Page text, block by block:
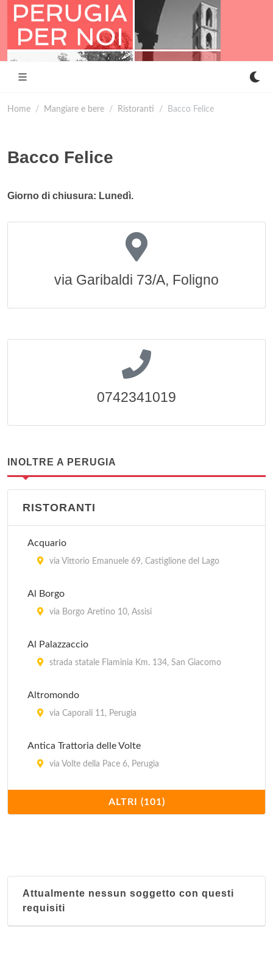
Home Mangiare e bere Ristoranti Bacco Felice
Bacco Felice
Giorno di chiusura: Lunedì.
via Garibaldi 73/A, Foligno
0742341019
INOLTRE A PERUGIA
RISTORANTI
Acquario
via Vittorio Emanuele 69, Castiglione del Lago
Al Borgo
via Borgo Aretino 10, Assisi
Al Palazzaccio
strada statale Flaminia Km. 134, San Giacomo
Altromondo
via Caporali 11, Perugia
Antica Trattoria delle Volte
via Volte della Pace 6, Perugia
via S. Agata 14, Spoleto
Bersaglio
ALTRI (101)
Attualmente nessun soggetto con questi
requisiti